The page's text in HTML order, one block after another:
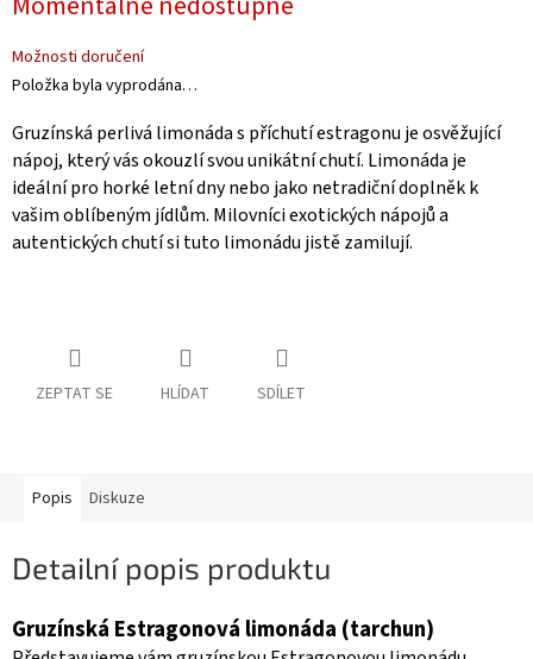
Možnosti doručení
Položka byla vyprodána…
Gruzínská perlivá limonáda s příchutí estragonu je osvěžující
nápoj, který vás okouzlí svou unikátní chutí. Limonáda je
ideální pro horké letní dny nebo jako netradiční doplněk k
vašim oblíbeným jídlům. Milovníci exotických nápojů a
autentických chutí si tuto limonádu jistě zamilují.
ZEPTAT SE HLÍDAT SDÍLET
Popis Diskuze
Detailní popis produktu
Gruzínská Estragonová limonáda (tarchun)